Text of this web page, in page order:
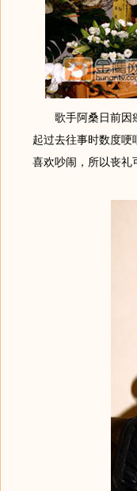
歌手阿桑日前因癌
起过去往事时数度哽
喜欢吵闹，所以丧礼